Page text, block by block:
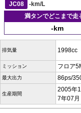
JC08
-km/L
満タンでどこまで走
-km
排気量 1998cc
ミッション フロア
最大出力 86ps/
生産期間
2005年
7年07月